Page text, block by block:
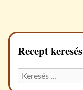
Recept keresés
Keresett